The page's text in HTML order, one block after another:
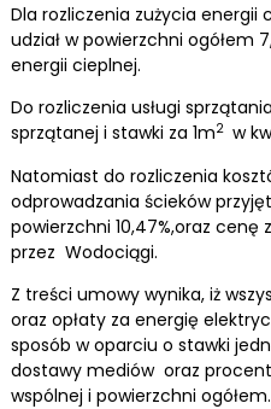
Dla rozliczenia zużycia
udział w powierzchni ogółem
energii cieplnej.
Do rozliczenia usługi
sprzątanej i stawki za 1m2 w
Natomiast do rozliczenia
odprowadzania ścieków
powierzchni 10,47%,oraz cenę
przez Wodociągi.
Z treści umowy wynika, iż
oraz opłaty za energię
sposób w oparciu o stawki
dostawy mediów oraz
wspólnej i powierzchni ogółem.